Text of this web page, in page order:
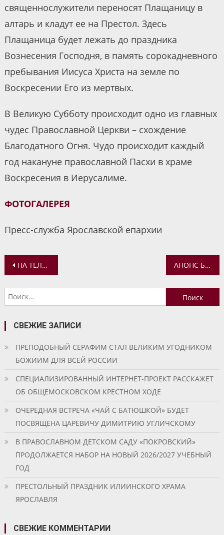
священнослужители переносят Плащаницу в
алтарь и кладут ее на Престол. Здесь
Плащаница будет лежать до праздника
Вознесения Господня, в память сорокадневного
пребывания Иисуса Христа на земле по
Воскресении Его из мертвых.
В Великую Субботу происходит одно из главных
чудес Православной Церкви – схождение
Благодатного Огня. Чудо происходит каждый
год накануне православной Пасхи в храме
Воскресения в Иерусалиме.
ФОТОГАЛЕРЕЯ
Пресс-служба Ярославской епархии
Навигация
по
записям
НА ТЕЛЕКАНАЛЕ «ПЕРВЫЙ ЯРОСЛАВСКИЙ» СОСТОИТСЯ ПРЯМАЯ ТРАНСЛЯЦИЯ ПАСХАЛЬНОГО БОГОСЛУЖЕНИЯ АНОНС БОГОСЛУЖЕНИЙ В ХРАМАХ ЯРОСЛАВЛЯ НА ПАСХУ ХРИСТОВУ
Найти:
СВЕЖИЕ ЗАПИСИ
ПРЕПОДОБНЫЙ СЕРАФИМ СТАЛ ВЕЛИКИМ УГОДНИКОМ
БОЖИИМ ДЛЯ ВСЕЙ РОССИИ
СПЕЦИАЛИЗИРОВАННЫЙ ИНТЕРНЕТ-ПРОЕКТ РАССКАЖЕТ
ОБ ОБЩЕМОСКОВСКОМ КРЕСТНОМ ХОДЕ
ОЧЕРЕДНАЯ ВСТРЕЧА «ЧАЙ С БАТЮШКОЙ» БУДЕТ
ПОСВЯЩЕНА ЦАРЕВИЧУ ДИМИТРИЮ УГЛИЧСКОМУ
В ПРАВОСЛАВНОМ ДЕТСКОМ САДУ «ПОКРОВСКИЙ»
ПРОДОЛЖАЕТСЯ НАБОР НА НОВЫЙ 2026/2027 УЧЕБНЫЙ
ГОД
ПРЕСТОЛЬНЫЙ ПРАЗДНИК ИЛИИНСКОГО ХРАМА
ЯРОСЛАВЛЯ
СВЕЖИЕ КОММЕНТАРИИ